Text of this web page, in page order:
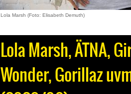
Lola Marsh (Foto: Elisabeth Demuth)
Lola Marsh, ÄTNA,
Wonder, Gorillaz